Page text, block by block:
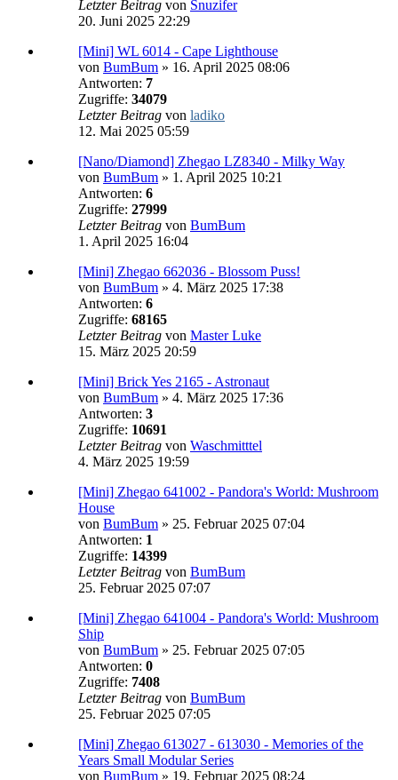
Letzter Beitrag von Snuzifer
20. Juni 2025 22:29
[Mini] WL 6014 - Cape Lighthouse
von BumBum » 16. April 2025 08:06
Antworten: 7
Zugriffe: 34079
Letzter Beitrag von ladiko
12. Mai 2025 05:59
[Nano/Diamond] Zhegao LZ8340 - Milky Way
von BumBum » 1. April 2025 10:21
Antworten: 6
Zugriffe: 27999
Letzter Beitrag von BumBum
1. April 2025 16:04
[Mini] Zhegao 662036 - Blossom Puss!
von BumBum » 4. März 2025 17:38
Antworten: 6
Zugriffe: 68165
Letzter Beitrag von Master Luke
15. März 2025 20:59
[Mini] Brick Yes 2165 - Astronaut
von BumBum » 4. März 2025 17:36
Antworten: 3
Zugriffe: 10691
Letzter Beitrag von Waschmitttel
4. März 2025 19:59
[Mini] Zhegao 641002 - Pandora's World: Mushroom
House
von BumBum » 25. Februar 2025 07:04
Antworten: 1
Zugriffe: 14399
Letzter Beitrag von BumBum
25. Februar 2025 07:07
[Mini] Zhegao 641004 - Pandora's World: Mushroom
Ship
von BumBum » 25. Februar 2025 07:05
Antworten: 0
Zugriffe: 7408
Letzter Beitrag von BumBum
25. Februar 2025 07:05
[Mini] Zhegao 613027 - 613030 - Memories of the
Years Small Modular Series
von BumBum » 19. Februar 2025 08:24